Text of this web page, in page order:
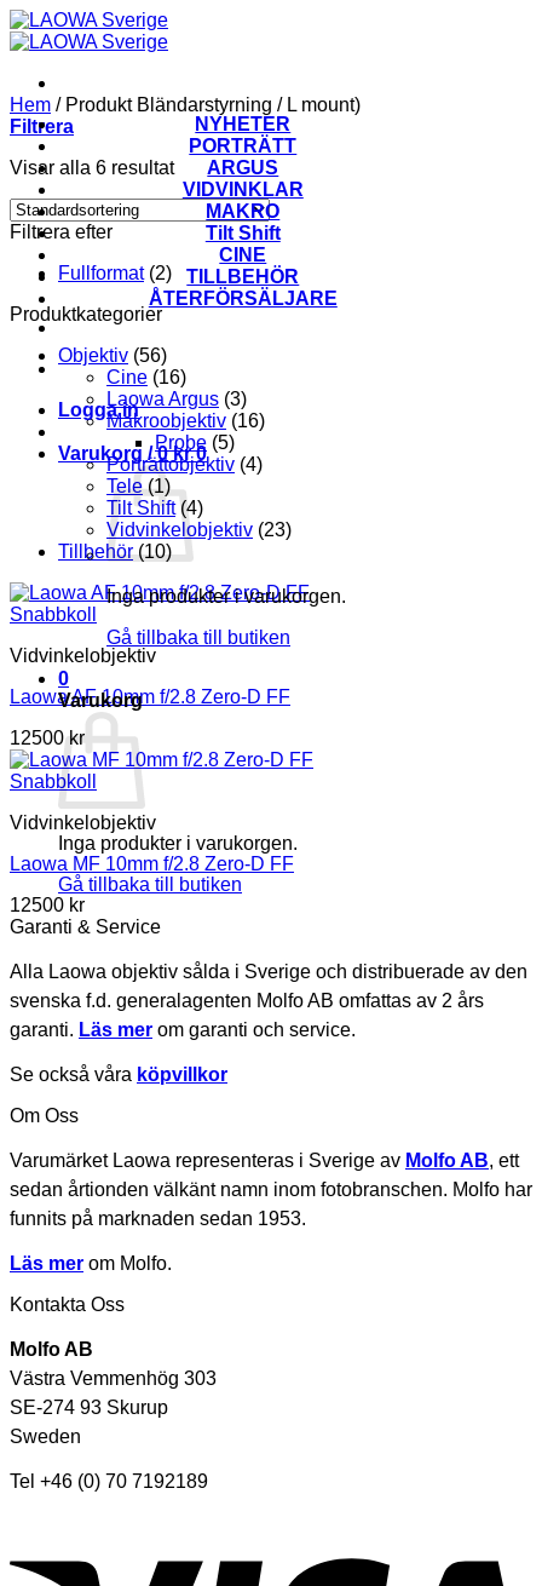
Skip
to
NYHETER
PORTRÄTT
ARGUS
VIDVINKLAR
MAKRO
Tilt Shift
CINE
TILLBEHÖR
ÅTERFÖRSÄLJARE
Logga in
Varukorg /0kr 0
Inga produkter i varukorgen.
Gå tillbaka till butiken
0
Varukorg
Inga produkter i varukorgen.
Gå tillbaka till butiken
Hem /Produkt Bländarstyrning /L mount)
Filtrera
Visar alla 6 resultat
Filtrera efter
Fullformat (2)
Produktkategorier
Objektiv (56)
Cine (16)
Laowa Argus (3)
Makroobjektiv (16)
Probe (5)
Porträttobjektiv (4)
Tele (1)
Tilt Shift (4)
Vidvinkelobjektiv (23)
Tillbehör (10)
Snabbkoll
Vidvinkelobjektiv
Laowa AF 10mm f/2.8 Zero-D FF
12500kr
Snabbkoll
Vidvinkelobjektiv
Laowa MF 10mm f/2.8 Zero-D FF
12500 kr
Garanti & Service
Alla Laowa objektiv sålda i Sverige och distribuerade av den
svenska f.d. generalagenten Molfo AB omfattas av 2 års
garanti. Läs mer om garanti och service.
Se också våra köpvillkor
Om Oss
Varumärket Laowa representeras i Sverige av Molfo AB, ett
sedan årtionden välkänt namn inom fotobranschen. Molfo har
funnits på marknaden sedan 1953.
Läs mer om Molfo.
Kontakta Oss
Molfo AB
Västra Vemmenhög 303
SE-274 93 Skurup
Sweden
Tel +46 (0) 70 7192189